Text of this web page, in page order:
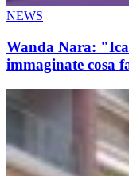
NEWS
Wanda Nara:
immaginate cosa